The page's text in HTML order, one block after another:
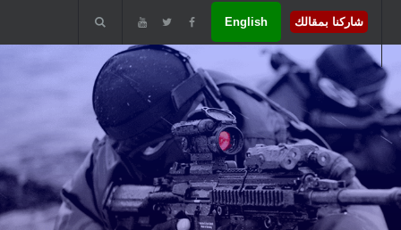
شاركنا بمقالك English